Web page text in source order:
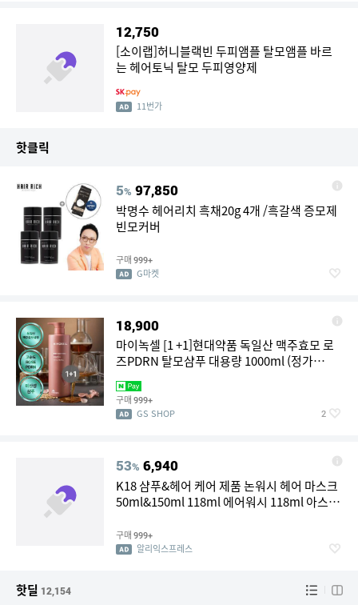
12,750
[소이랩]허니블랙빈 두피앰플 탈모앰플 바르
는 헤어토닉 탈모 두피영양제
11번가
핫클릭
5% 97,850
박명수 헤어리치 흑채20g 4개 /흑갈색 증모제
빈모커버
구매 999+
G마켓
18,900
마이녹셀 [1 +1]현대약품 독일산 맥주효모 로
즈PDRN 탈모샴푸 대용량 1000ml (정가
100,000원)
구매 999+
GS SHOP 2
53% 6,940
K18 샴푸&헤어 케어 제품 논워시 헤어 마스크
50ml&150ml 118ml 에어워시 118ml 아스트
구매 999+
알리익스프레스
핫딜 12,154